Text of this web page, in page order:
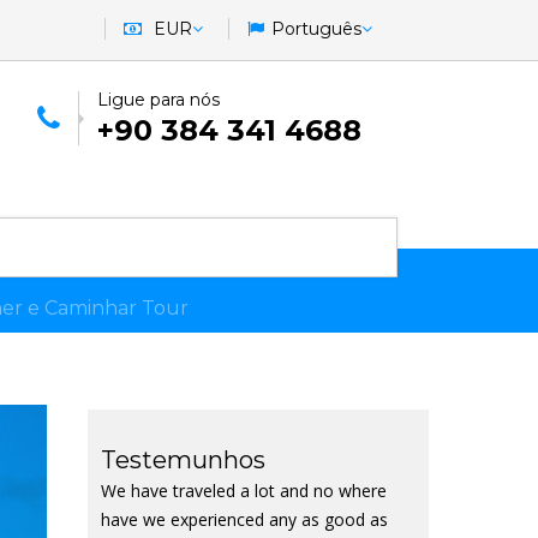
EUR Português
Ligue para nós
+90 384 341 4688
e Caminhar Tour
Testemunhos
We have traveled a lot and no where
have we experienced any as good as